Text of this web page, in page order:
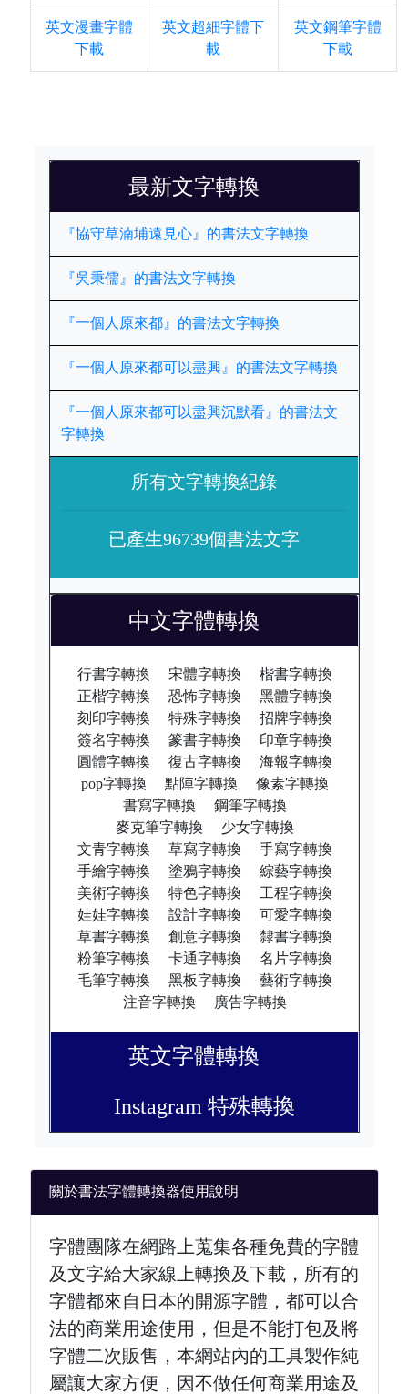
英文漫畫字體
下載
英文超細字體下
載
英文鋼筆字體
下載
最新文字轉換
『協守草湳埔遠見心』的書法文字轉換
『吳秉儒』的書法文字轉換
『一個人原來都』的書法文字轉換
『一個人原來都可以盡興』的書法文字轉換
『一個人原來都可以盡興沉默看』的書法文
字轉換
所有文字轉換紀錄
已產生96739個書法文字
中文字體轉換
行書字轉換 宋體字轉換
楷書字轉換
正楷字轉換
恐怖字轉換
黑體字轉換
刻印字轉換
特殊字轉換
招牌字轉換
簽名字轉換
篆書字轉換
印章字轉換
圓體字轉換
復古字轉換
海報字轉換
pop字轉換
點陣字轉換
像素字轉換
書寫字轉換
鋼筆字轉換
麥克筆字轉換
少女字轉換
文青字轉換
草寫字轉換
手寫字轉換
手繪字轉換
塗鴉字轉換
綜藝字轉換
美術字轉換
特色字轉換
工程字轉換
娃娃字轉換
設計字轉換
可愛字轉換
草書字轉換
創意字轉換
隸書字轉換
粉筆字轉換
卡通字轉換
名片字轉換
毛筆字轉換
黑板字轉換
藝術字轉換
注音字轉換
廣告字轉換
英文字體轉換
Instagram 特殊轉換
關於書法字體轉換器使用說明
字體團隊在網路上蒐集各種免費的字體
及文字給大家線上轉換及下載，所有的
字體都來自日本的開源字體，都可以合
法的商業用途使用，但是不能打包及將
字體二次販售，本網站內的工具製作純
屬讓大家方便，因不做任何商業用途及